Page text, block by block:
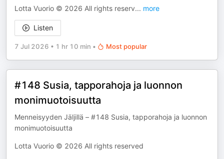
Lotta Vuorio © 2026 All rights reserv... more
Listen
7 Jul 2026 • 1 hr 10 min • Most popular
#148 Susia, tapporahoja ja luonnon
monimuotoisuutta
Menneisyyden Jäljillä – #148 Susia, tapporahoja ja luonnon
monimuotoisuutta
Lotta Vuorio © 2026 All rights reserved